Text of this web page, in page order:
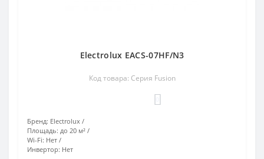
Electrolux EACS-07HF/N3
Код товара: Серия Fusion
Бренд: Electrolux
Площадь: до 20 м²
Wi-Fi: Нет
Инвертор: Нет